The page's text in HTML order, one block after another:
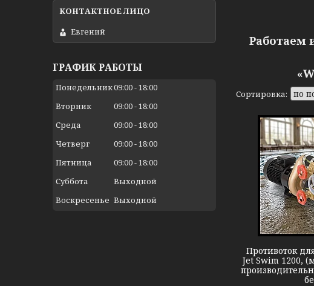
Работаем
Противоток
Jet Swim 1200,
Евгений
ГРАФИК РАБОТЫ
Понедельник09:00 18:00
Вторник
09:00 18:00
Среда
09:00 18:00
Четверг
09:00 18:00
Пятница
09:00 18:00
Суббота
Выходной
Воскресенье Выходной